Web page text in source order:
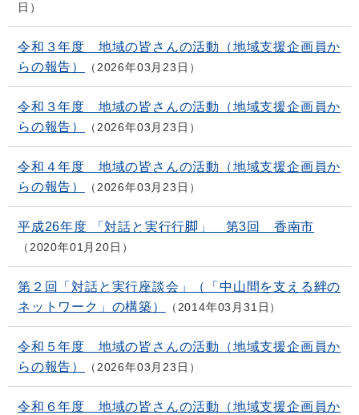
日
令和３年度 地域の皆さんの活動（地域支援企画員か
らの報告）
2026年03月23日
令和３年度 地域の皆さんの活動（地域支援企画員か
らの報告）
2026年03月23日
令和４年度 地域の皆さんの活動（地域支援企画員か
らの報告）
2026年03月23日
平成26年度 「対話と実行行脚」 第3回 香南市
2020年01月20日
第２回「対話と実行座談会」（「中山間を支える絆の
ネットワーク」の構築）
2014年03月31日
令和５年度 地域の皆さんの活動（地域支援企画員か
らの報告）
2026年03月23日
令和６年度 地域の皆さんの活動（地域支援企画員か